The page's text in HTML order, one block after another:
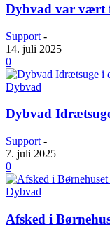
Dybvad var vært
Support -
14. juli 2025
0
Dybvad
Dybvad
Support -
7. juli 2025
0
Dybvad
Afsked i